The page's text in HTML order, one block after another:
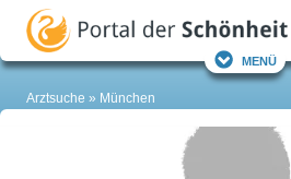
Menü
Arztsuche München